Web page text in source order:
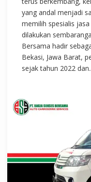
yang andal menjadi
memilih spesialis
dilakukan
Bersama hadir
Bekasi, Jawa Barat,
sejak tahun 2022